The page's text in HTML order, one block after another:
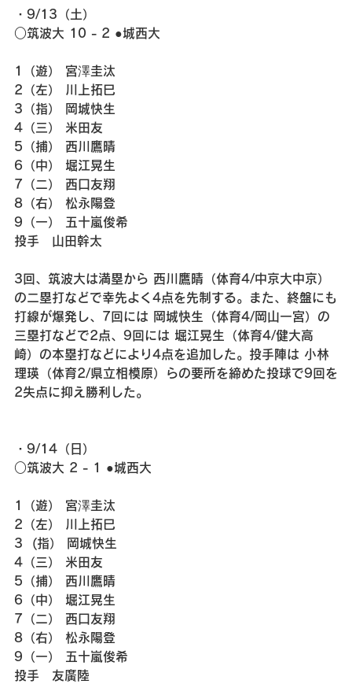
・9/13（土）
○筑波大 10 - 2 ●城西大
1（遊） 宮澤圭汰
2（左） 川上拓巳
3（指） 岡城快生
4（三） 米田友
5（捕） 西川鷹晴
6（中） 堀江晃生
7（二） 西口友翔
8（右） 松永陽登
9（一） 五十嵐俊希
投手　山田幹太
3回、筑波大は満塁から 西川鷹晴（体育4/中京大中京）
の二塁打などで幸先よく4点を先制する。また、終盤にも
打線が爆発し、7回には 岡城快生（体育4/岡山一宮）の
三塁打などで2点、9回には 堀江晃生（体育4/健大高
崎）の本塁打などにより4点を追加した。投手陣は 小林
理瑛（体育2/県立相模原）らの要所を締めた投球で9回を
2失点に抑え勝利した。
・9/14（日）
○筑波大 2 - 1 ●城西大
1（遊） 宮澤圭汰
2（左） 川上拓巳
3  (指） 岡城快生
4（三） 米田友
5（捕） 西川鷹晴
6（中） 堀江晃生
7（二） 西口友翔
8（右） 松永陽登
9（一） 五十嵐俊希
投手　友廣陸